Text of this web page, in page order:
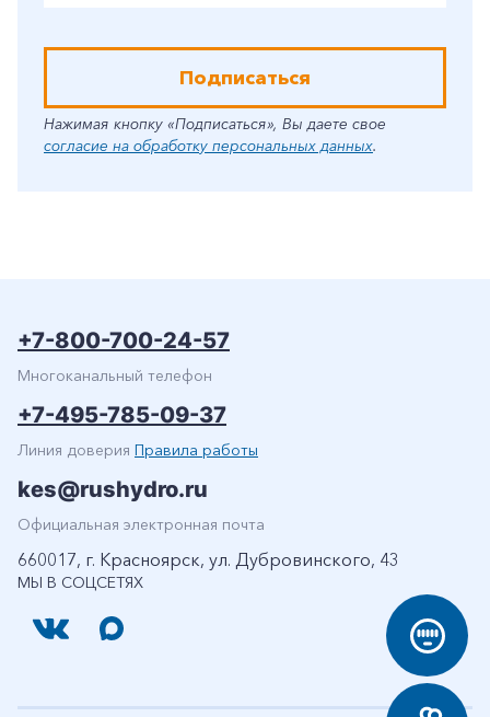
Подписаться
Нажимая кнопку «Подписаться», Вы даете свое
согласие на обработку персональных данных.
МЫ В СОЦСЕТЯХ
+7-800-700-24-57
Многоканальный телефон
+7-495-785-09-37
Линия доверия Правила работы
kes@rushydro.ru
Официальная электронная почта
660017, г. Красноярск, ул. Дубровинского, 43